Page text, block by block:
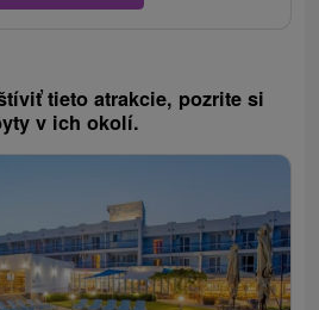
tieto atrakcie, pozrite si
v ich okolí.